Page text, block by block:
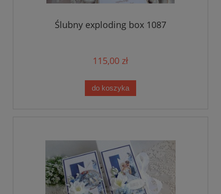
Ślubny exploding box 1087
115,00 zł
do koszyka